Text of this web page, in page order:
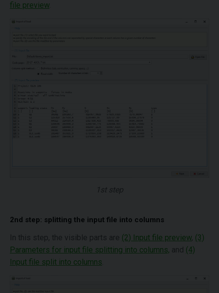
file preview
1st step
2nd step: splitting the input file into columns
In this step, the visible parts are (2) Input file preview, (3)
Parameters for input file splitting into columns, and (4)
Input file split into columns